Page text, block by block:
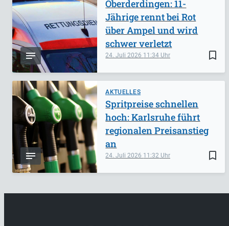
bookmark_border
24. Juli 2026 11:34
Oberderdingen: 11-
Jährige rennt bei Rot
über Ampel und wird
schwer verletzt
AKTUELLES
bookmark_border
24. Juli 2026 11:32
Spritpreise schnellen
hoch: Karlsruhe führt
regionalen Preisanstieg
an